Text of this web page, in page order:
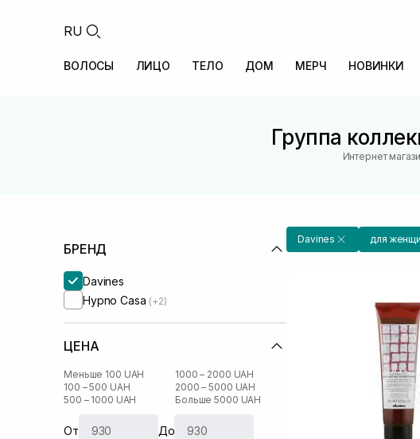
RU
ВОЛОСЫ ЛИЦО ТЕЛО ДОМ МЕРЧ НОВИНКИ
Группа
Интернет
БРЕНД
Davines
Hypno Casa (+2)
ЦЕНА
Меньше 100 UAH
100 – 500 UAH
500 – 1000 UAH
1000 – 2000 UAH
2000 – 5000 UAH
Больше 5000 UAH
От До
Davines для